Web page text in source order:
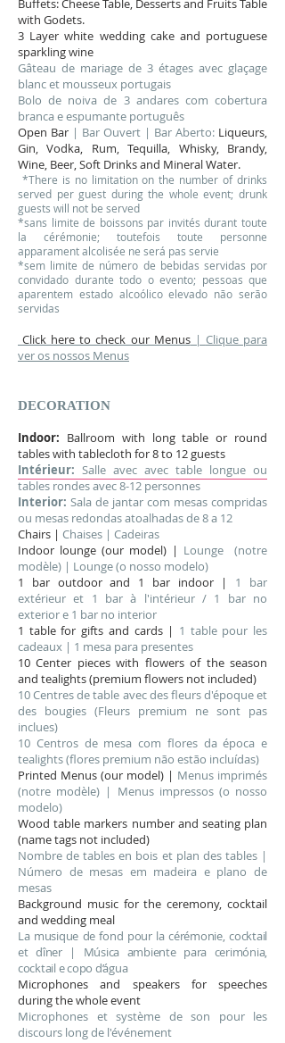
Buffets: Cheese Table, Desserts and Fruits Table
with Godets.
3 Layer white wedding cake and portuguese
sparkling wine
Gâteau de mariage de 3 étages avec glaçage
blanc et mousseux portugais
Bolo de noiva de 3 andares com cobertura
branca e espumante português
Open Bar | Bar Ouvert | Bar Aberto: Liqueurs,
Gin, Vodka, Rum, Tequilla, Whisky, Brandy,
Wine, Beer, Soft Drinks and Mineral Water.
*There is no limitation on the number of drinks
served per guest during the whole event; drunk
guests will not be served
*sans limite de boissons par invités durant toute
la cérémonie; toutefois toute personne
apparament alcolisée n e será pas servie
*sem limite de número de bebidas servidas por
convidado durante todo o evento; pessoas que
aparentem estado alcoólico elevado não serão
servidas
Click here to check our Menus| Clique para
ver os nossos Menus
DECORATION
Indoor: Ballroom with long table or round
tables with tablecloth for 8 to 12 guests
Intérieur: Salle avec avec table longue ou
tables rondes avec 8-12 personnes
Interior: Sala de jantar com mesas compridas
ou mesas redondas atoalhadas de 8 a 12
Chairs | Chaises | Cadeiras
Indoor lounge (our model) | Lounge (notre
modèle) | Lounge (o nosso modelo)
1 bar outdoor and 1 bar indoor | 1 bar
extérieur et 1 bar à l'intérieur / 1 bar no
exterior e 1 bar no interior
1 table for gifts and cards | 1 table pour les
cadeaux | 1 mesa para presentes
10 Center pieces with flowers of the season
and tealights (premium flowers not included)
10 Centres de table avec des fleurs d'époque et
des bougies (Fleurs premium ne sont pas
inclues)
10 Centros de mesa com flores da época e
tealights (flores premium não estão incluídas)
Printed Menus (our model) | Menus imprimés
(notre modèle) | Menus impressos (o nosso
modelo)
Wood table markers number and seating plan
(name tags not included)
Nombre de tables en bois et plan des tables |
Número de mesas em madeira e plano de
mesas
Background music for the ceremony, cocktail
and wedding meal
La musique de fond pour la cérémonie, cocktail
et dîner | Música ambiente para cerimónia,
cocktail e copo d’água
Microphones and speakers for speeches
during the whole event
Microphones et système de son pour les
discours long de l'événement